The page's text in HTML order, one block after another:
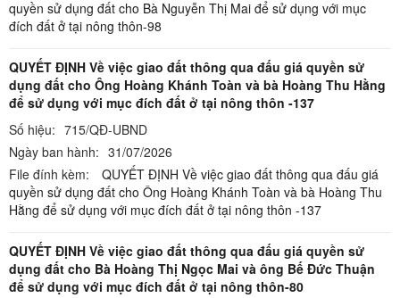
quyền sử dụng đất cho Bà Nguyễn Thị Mai để sử dụng với mục
đích đất ở tại nông thôn-98
QUYẾT ĐỊNH Về việc giao đất thông qua đấu giá quyền sử
dụng đất cho Ông Hoàng Khánh Toàn và bà Hoàng Thu Hằng
để sử dụng với mục đích đất ở tại nông thôn -137
Số hiệu: 715/QĐ-UBND
Ngày ban hành: 31/07/2026
File đính kèm:
QUYẾT ĐỊNH Về việc giao đất thông qua đấu giá
quyền sử dụng đất cho Ông Hoàng Khánh Toàn và bà Hoàng Thu
Hằng để sử dụng với mục đích đất ở tại nông thôn -137
QUYẾT ĐỊNH Về việc giao đất thông qua đấu giá quyền sử
dụng đất cho Bà Hoàng Thị Ngọc Mai và ông Bế Đức Thuận
để sử dụng với mục đích đất ở tại nông thôn-80